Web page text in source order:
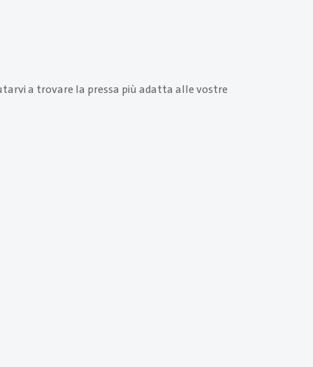
a trovare la pressa più adatta alle vostre